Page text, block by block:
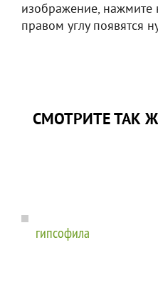
изображение, нажмите
правом углу появятся
СМОТРИТЕ ТАК
гипсофила